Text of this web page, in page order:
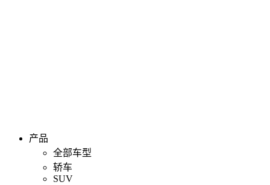
产品
全部车型
轿车
SUV